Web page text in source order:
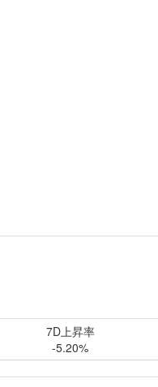
7D上昇率
-5.20%